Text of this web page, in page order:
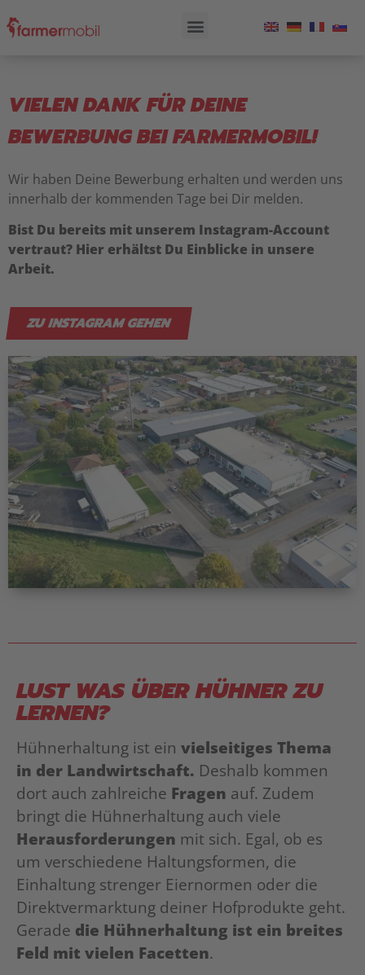
VIELEN DANK FÜR DEINE
BEWERBUNG BEI FARMERMOBIL!
Wir haben Deine Bewerbung erhalten und werden uns
innerhalb der kommenden Tage bei Dir melden.
Bist Du bereits mit unserem Instagram-Account
vertraut? Hier erhältst Du Einblicke in unsere
Arbeit.
ZU INSTAGRAM GEHEN
LUST WAS ÜBER HÜHNER ZU
LERNEN?
Hühnerhaltung ist ein vielseitiges Thema
in der Landwirtschaft. Deshalb kommen
dort auch zahlreiche Fragen auf. Zudem
bringt die Hühnerhaltung auch viele
Herausforderungen mit sich. Egal, ob es
um verschiedene Haltungsformen, die
Einhaltung strenger Eiernormen oder die
Direktvermarktung deiner Hofprodukte geht.
Gerade die Hühnerhaltung ist ein breites
Feld mit vielen Facetten.